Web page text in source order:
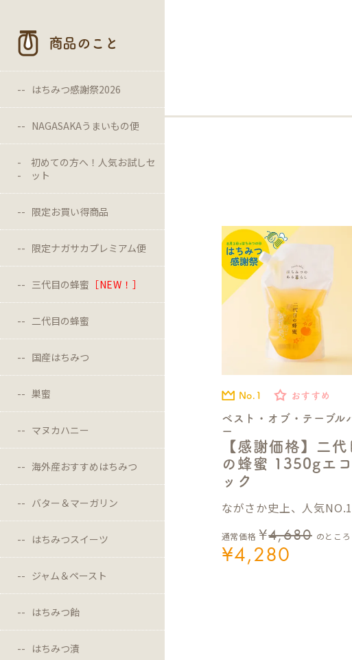
商品のこと
はちみつ感謝祭2026
NAGASAKAうまいもの便
初めての方へ！人気お試しセ
ット
限定お買い得商品
限定ナガサカプレミアム便
三代目の蜂蜜 ［NEW！］
二代目の蜂蜜
国産はちみつ
巣蜜
マヌカハニー
海外産おすすめはちみつ
バター＆マーガリン
はちみつスイーツ
ジャム＆ペースト
はちみつ飴
はちみつ漬
ベスト・オブ・テーブル
ー
【感謝価格】二代
の蜂蜜 1350gエ
ック
No.1 おすすめ
通常価格 ¥4,680 のところ
¥4,280
ながさか史上、人気NO.1